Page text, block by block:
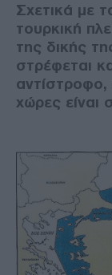
Σχετικά με
τουρκική
της δικής
στρέφεται
αντίστροφο,
χώρες